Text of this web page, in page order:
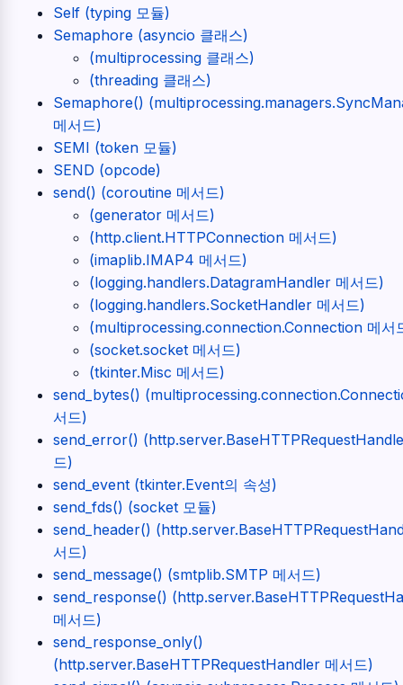
Self (typing 모듈)
Semaphore (asyncio 클래스)
(multiprocessing 클래스)
(threading 클래스)
Semaphore()
메서드)
SEMI (token 모듈)
SEND (opcode)
send() (coroutine 메서드)
(generator 메서드)
(http.client.HTTPConnection 메서드)
(imaplib.IMAP4 메서드)
(logging.handlers.DatagramHandler 메서드)
(logging.handlers.SocketHandler 메서드)
(multiprocessing.connection.Connection 메서
(socket.socket 메서드)
(tkinter.Misc 메서드)
send_bytes()
서드)
send_error()
드)
send_event (tkinter.Event의 속성)
send_fds() (socket 모듈)
send_header()
서드)
send_message() (smtplib.SMTP 메서드)
send_response()
메서드)
send_response_only()
(http.server.BaseHTTPRequestHandler 메서드)